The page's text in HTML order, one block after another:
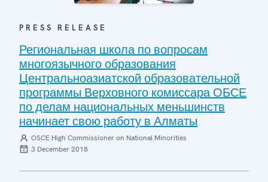
PRESS RELEASE
Региональная школа по вопросам
многоязычного образования
Центральноазиатской образовательной
программы Верховного комиссара ОБСЕ
по делам национальных меньшинств
начинает свою работу в Алматы
OSCE High Commissioner on National Minorities
3 December 2018